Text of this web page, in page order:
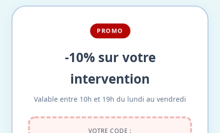
PROMO
-10% sur votre
intervention
Valable entre 10h et 19h du lundi au vendredi
VOTRE CODE :